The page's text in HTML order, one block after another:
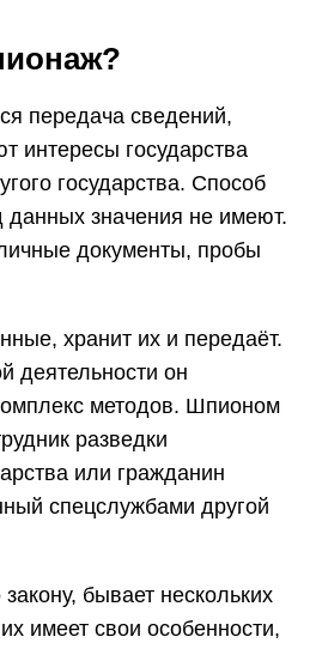
передача сведений,
интересы государства
государства. Способ
данных значения не имеют.
документы, пробы
хранит их и передаёт.
деятельности он
методов. Шпионом
разведки
или гражданин
спецслужбами другой
бывает нескольких
имеет свои особенности,